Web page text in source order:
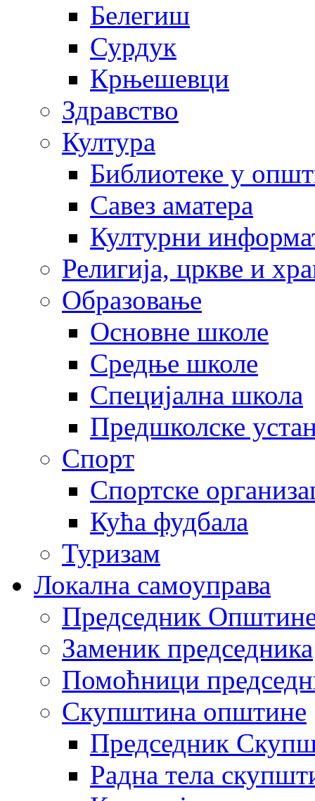
Белегиш
Сурдук
Крњешевци
Здравство
Култура
Библиотеке у
Савез аматера
Културни
Религија, цркве и
Образовање
Основне школе
Средње школе
Специјална школа
Предшколске
Спорт
Спортске
Кућа фудбала
Туризам
Локална самоуправа
Председник
Заменик председника
Помоћници
Скупштина општине
Председник
Радна тела